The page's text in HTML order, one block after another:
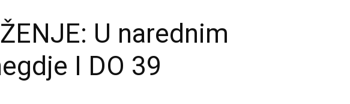
U narednim
I DO 39